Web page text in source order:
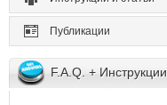
Публикации
F.A.Q. + Инструкции